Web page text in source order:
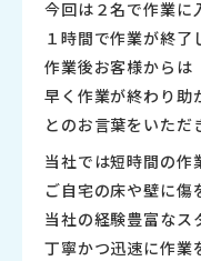
今回は２名で作業に
１時間で作業が終了
作業後お客様からは
早く作業が終わり助
とのお言葉をいただ
当社では短時間の作
ご自宅の床や壁に傷
当社の経験豊富なス
丁寧かつ迅速に作業